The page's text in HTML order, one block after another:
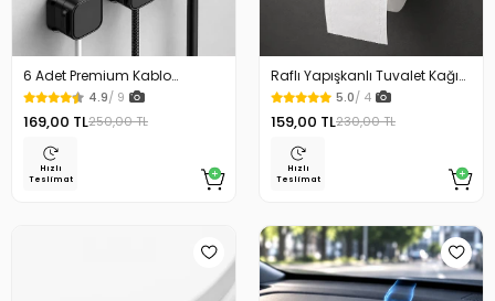
6 Adet Premium Kablo
Düzenleyici Kablo Tutucu
Mıknatıslı Kapak Özellikli
4.9/ 9
169,00 TL250,00 TL
Hızlı
Teslimat
Raflı Yapışkanlı Tuvalet Kağıdı
Askılığı
5.0/ 4
159,00 TL230,00 TL
Hızlı
Teslimat